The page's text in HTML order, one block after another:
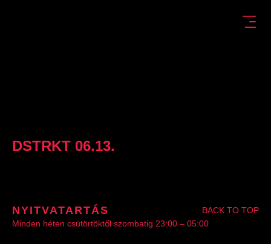
DSTRKT 06.13.
NYITVATARTÁS
BACK TO TOP
Minden héten csütörtöktől szombatig 23:00 – 05:00